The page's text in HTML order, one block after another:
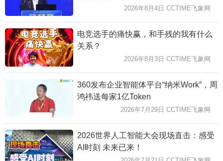
2026年8月4日 CCTIME飞象网
电竞选手的痛快赢，和手残的我有什么
关系？
2026年8月3日 CCTIME飞象网
360发布企业智能体平台“纳米Work”，周
鸿祎送每家1亿Token
2026年7月29日 CCTIME飞象网
2026世界人工智能大会现场直击：感受
AI时刻 未来已来！